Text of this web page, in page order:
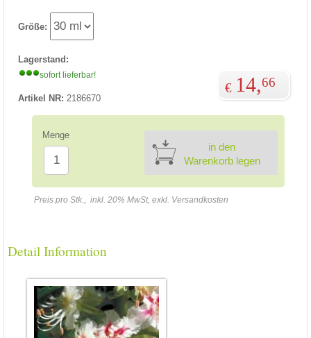
Größe:
Lagerstand:
sofort lieferbar!
Artikel NR: 2186670
€ 14,66
Menge
in den
Warenkorb legen
Preis pro Stk., inkl. 20% MwSt, exkl. Versandkosten
Detail Information